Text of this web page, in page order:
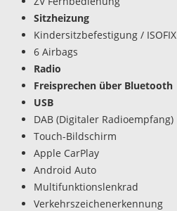
Sitzheizung
Kindersitzbefestigung / ISOFIX
6 Airbags
Radio
Freisprechen über Bluetooth
USB
DAB (Digitaler Radioempfang)
Touch-Bildschirm
Apple CarPlay
Android Auto
Multifunktionslenkrad
Verkehrszeichenerkennung